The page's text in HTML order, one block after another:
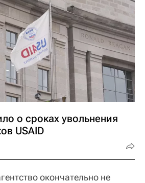
о сроках увольнения
USAID
окончательно не